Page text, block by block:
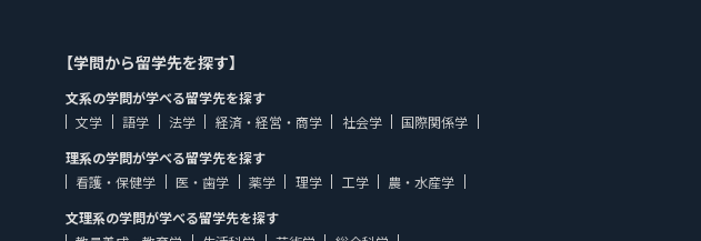
【学問から留学先を探す】
文系の学問が学べる留学先を探す
文学
語学 法学 経済・経営・商学 社会学
国際関係学
理系の学問が学べる留学先を探す
看護・保健学
医・歯学 薬学 理学 工学
農・水産学
文理系の学問が学べる留学先を探す